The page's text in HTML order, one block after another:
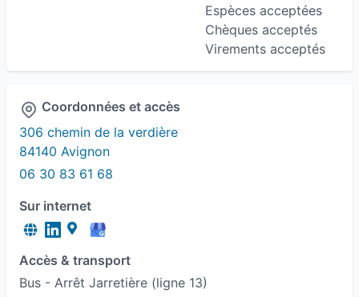
Espèces acceptées
Chèques acceptés
Virements acceptés
Coordonnées et accès
306 chemin de la verdière
84140 Avignon
06 30 83 61 68
Sur internet
Accès & transport
Bus - Arrêt Jarretière (ligne 13)